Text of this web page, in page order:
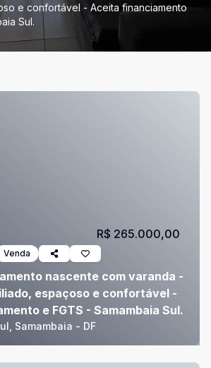
e confortável - Aceita financiamento
Sul.
Venda
nascente com varanda -
espaçoso e confortável -
e FGTS - Samambaia Sul.
Samambaia - DF
R$ 265.000,00